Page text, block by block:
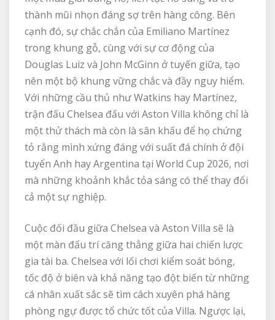
thành mũi nhọn đáng sợ trên hàng công. Bên
cạnh đó, sự chắc chắn của Emiliano Martínez
trong khung gỗ, cùng với sự cơ động của
Douglas Luiz và John McGinn ở tuyến giữa, tạo
nên một bộ khung vững chắc và đầy nguy hiểm.
Với những cầu thủ như Watkins hay Martínez,
trận đấu Chelsea đấu với Aston Villa không chỉ là
một thử thách mà còn là sân khấu để họ chứng
tỏ rằng mình xứng đáng với suất đá chính ở đội
tuyển Anh hay Argentina tại World Cup 2026, nơi
mà những khoảnh khắc tỏa sáng có thể thay đổi
cả một sự nghiệp.
Cuộc đối đầu giữa Chelsea và Aston Villa sẽ là
một màn đấu trí căng thẳng giữa hai chiến lược
gia tài ba. Chelsea với lối chơi kiểm soát bóng,
tốc độ ở biên và khả năng tạo đột biến từ những
cá nhân xuất sắc sẽ tìm cách xuyên phá hàng
phòng ngự được tổ chức tốt của Villa. Ngược lại,